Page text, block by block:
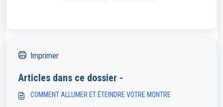
Imprimer
Articles dans ce dossier -
COMMENT ALLUMER ET ÉTEINDRE VOTRE MONTRE